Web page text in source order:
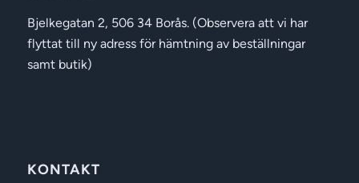
Bjelkegatan 2, 506 34 Borås. (Observera att vi har
flyttat till ny adress för hämtning av beställningar
samt butik)
KONTAKT